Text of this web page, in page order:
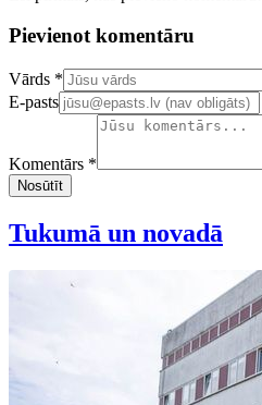
Pievienot komentāru
Confirm your email address
Vārds *
E-pasts
Komentārs *
Nosūtīt
Tukumā un novadā